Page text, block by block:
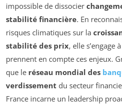
impossible de dissocier
stabilité financière. En
risques climatiques sur la
stabilité des prix, elle s’engage
prennent en compte ces enjeux.
que le réseau mondial des
verdissement du secteur
France incarne un leadership